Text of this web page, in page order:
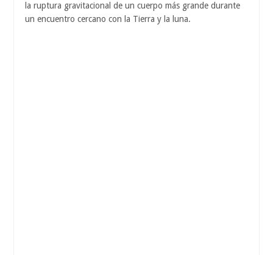
la ruptura gravitacional de un cuerpo más grande durante
un encuentro cercano con la Tierra y la luna.